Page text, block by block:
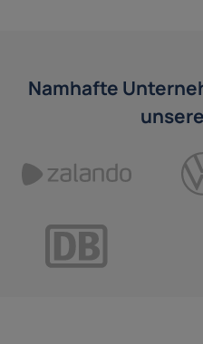
Namhafte